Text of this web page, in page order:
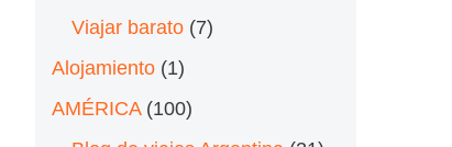
Viajar barato(7)
Alojamiento(1)
AMÉRICA(100)